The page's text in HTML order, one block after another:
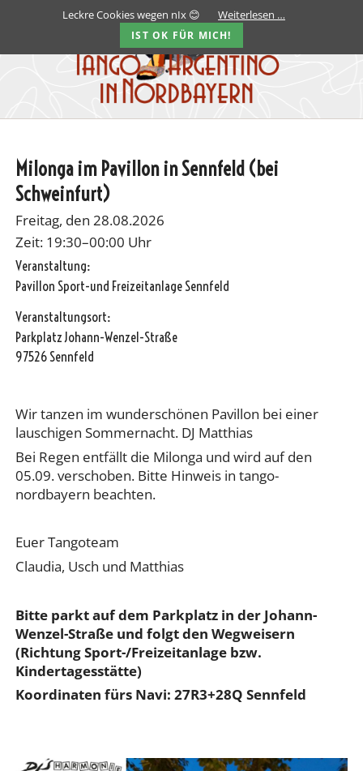
Milonga im Pavillon in Sennfeld (bei
Schweinfurt)
Freitag, den 28.08.2026
Zeit: 19:30–00:00 Uhr
Veranstaltung:
Pavillon Sport-und Freizeitanlage Sennfeld
Veranstaltungsort:
Parkplatz Johann-Wenzel-Straße
97526 Sennfeld
Wir tanzen im wunderschönen Pavillon bei einer
lauschigen Sommernacht. DJ Matthias
Bei Regen entfällt die Milonga und wird auf den
05.09. verschoben. Bitte Hinweis in tango-
nordbayern beachten.
Euer Tangoteam
Claudia, Usch und Matthias
Bitte parkt auf dem Parkplatz in der Johann-
Wenzel-Straße und folgt den Wegweisern
(Richtung Sport-/Freizeitanlage bzw.
Kindertagesstätte)
Koordinaten fürs Navi: 27R3+28Q Sennfeld
Leckre Cookies wegen nIx 😊 Weiterlesen …
IST OK FÜR MICH!